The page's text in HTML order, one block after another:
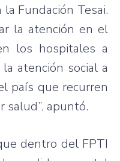
Fundación Tesai.
la atención en el
los hospitales a
atención social a
país que recurren
salud”, apuntó.
dentro del FPTI